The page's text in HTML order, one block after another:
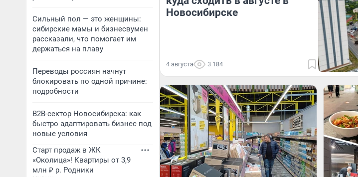
Сильный пол — это женщины:
сибирские мамы и бизнесвумен
рассказали, что помогает им
держаться на плаву
Переводы россиян начнут
блокировать по одной причине:
подробности
B2B-сектор Новосибирска: как
быстро адаптировать бизнес под
новые условия
Старт продаж в ЖК
«Околица»! Квартиры от 3,9
млн ₽ р. Родники
Новосибирске
4 августа 3 184